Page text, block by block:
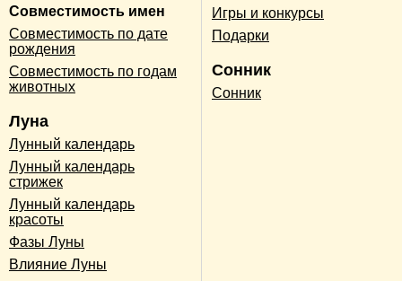
Совместимость имен
Совместимость по дате
рождения
Совместимость по годам
животных
Луна
Лунный календарь
Лунный календарь
стрижек
Лунный календарь
красоты
Фазы Луны
Влияние Луны
Игры и конкурсы
Подарки
Сонник
Сонник